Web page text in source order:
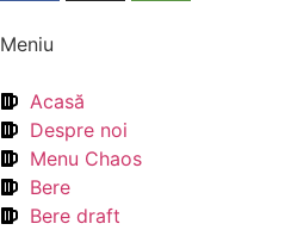
Meniu
Acasă
Despre noi
Menu Chaos
Bere
Bere draft